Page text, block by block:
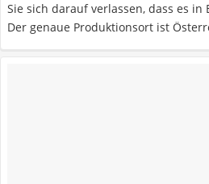
Sie sich darauf verlassen, dass es
Der genaue Produktionsort ist